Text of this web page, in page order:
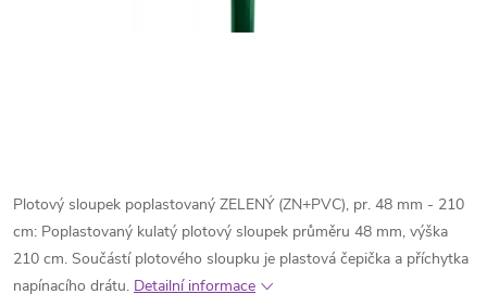
Plotový sloupek poplastovaný ZELENÝ (ZN+PVC), pr. 48 mm - 210
cm: Poplastovaný kulatý plotový sloupek průměru 48 mm, výška
210 cm. Součástí plotového sloupku je plastová čepička a příchytka
napínacího drátu. Detailní informace